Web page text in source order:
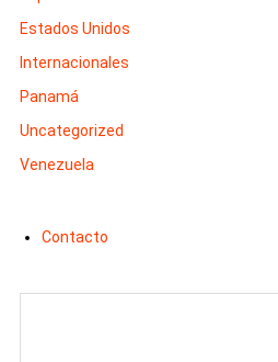
Estados Unidos
Internacionales
Panamá
Uncategorized
Venezuela
Contacto